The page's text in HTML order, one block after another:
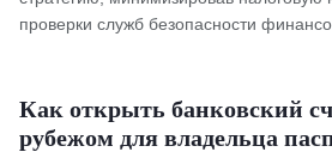
проверки служб безопасности
Как открыть банковский
рубежом для владельца